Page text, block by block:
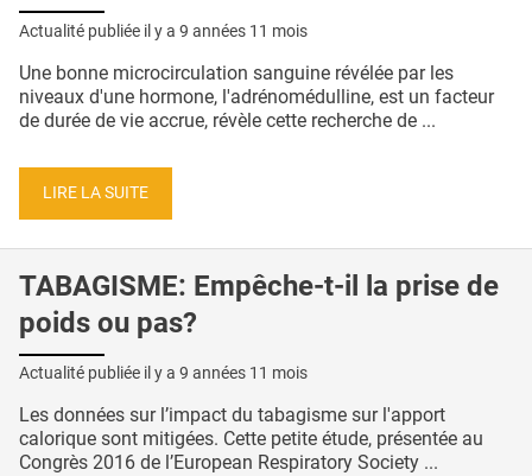
Actualité publiée il y a 9 années 11 mois
Une bonne microcirculation sanguine révélée par les
niveaux d'une hormone, l'adrénomédulline, est un facteur
de durée de vie accrue, révèle cette recherche de ...
LIRE LA SUITE
TABAGISME: Empêche-t-il la prise de
poids ou pas?
Actualité publiée il y a 9 années 11 mois
Les données sur l’impact du tabagisme sur l'apport
calorique sont mitigées. Cette petite étude, présentée au
Congrès 2016 de l’European Respiratory Society ...